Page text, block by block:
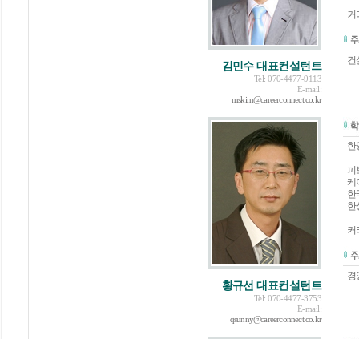
김민수 대표컨설턴트
Tel: 070-4477-9113
E-mail:
mskim@careerconnect.co.kr
커
건
황규선 대표컨설턴트
Tel: 070-4477-3753
E-mail:
qsunny@careerconnect.co.kr
한
피
케
한
한
커
경